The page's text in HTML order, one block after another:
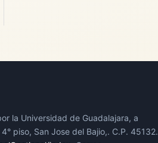
la Universidad de Guadalajara, a
piso, San Jose del Bajio,. C.P. 45132.